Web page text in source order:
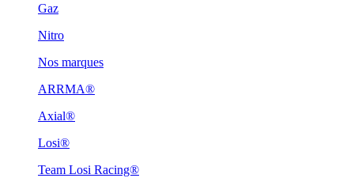
Gaz
Nitro
Nos marques
ARRMA®
Axial®
Losi®
Team Losi Racing®